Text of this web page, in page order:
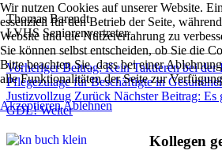
Thomas Barendt
LVHS Seniorenvertreter
Vorheriger Beitrag: Kein Taktieren bei der
Pflegezulage für Beschäftigte in
Justizvollzug Zurück Nächster Beitrag: Es
GDL!Weiter
Kollegen
Wir nutzen Cookies auf unserer Website.
essenziell für den Betrieb der Seite,
Website und die Nutzererfahrung zu
Sie können selbst entscheiden, ob Sie die
Bitte beachten Sie, dass bei einer
alle Funktionalitäten der Seite zur
AkzeptierenAblehnen